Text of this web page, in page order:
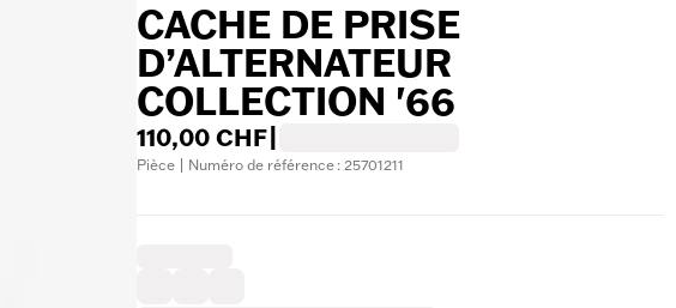
CACHE DE PRISE
D’ALTERNATEUR
COLLECTION '66
110,00 CHF
Pièce | Numéro de référence : 25701211